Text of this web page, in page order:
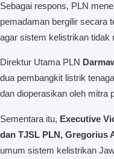
Sebagai respons, PLN
pemadaman bergilir secara
agar sistem kelistrikan tidak
Direktur Utama PLN
dua pembangkit listrik
dan dioperasikan oleh mitra
Sementara itu, Executive
dan TJSL PLN, Gregorius
umum sistem kelistrikan